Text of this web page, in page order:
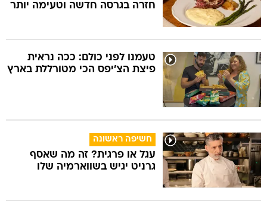
חזרה בגרסה חדשה וטעימה יותר
טעמנו לפני כולם: ככה נראית
פיצת הצ'יפס הכי מטורללת בארץ
חשיפה ראשונה
עגל או פרגית? זה מה שאסף
גרניט יגיש בשווארמיה שלו